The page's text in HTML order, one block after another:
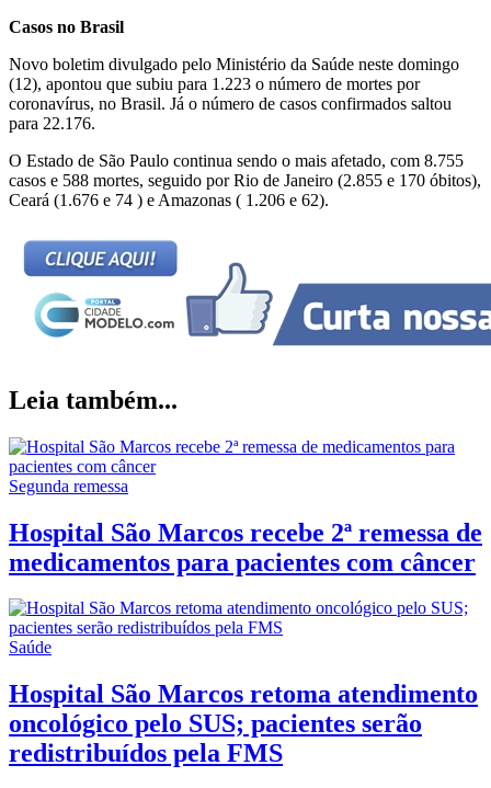
Casos no Brasil
Novo boletim divulgado pelo Ministério da Saúde neste domingo
(12), apontou que subiu para 1.223 o número de mortes por
coronavírus, no Brasil. Já o número de casos confirmados saltou
para 22.176.
O Estado de São Paulo continua sendo o mais afetado, com 8.755
casos e 588 mortes, seguido por Rio de Janeiro (2.855 e 170 óbitos),
Ceará (1.676 e 74 ) e Amazonas ( 1.206 e 62).
Leia também...
Segunda remessa
Hospital São Marcos recebe 2ª remessa de
medicamentos para pacientes com câncer
Saúde
Hospital São Marcos retoma atendimento
oncológico pelo SUS; pacientes serão
redistribuídos pela FMS